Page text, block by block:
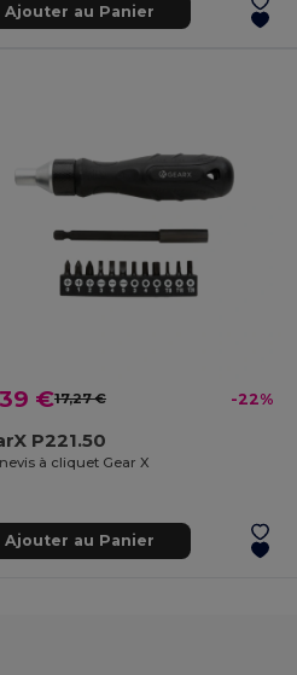
Ajouter au Panier
€17,27 € -22%
P221.50
à cliquet Gear X
Ajouter au Panier